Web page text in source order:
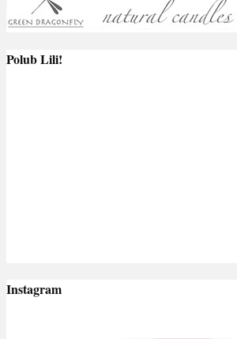
Polub Lili!
Instagram